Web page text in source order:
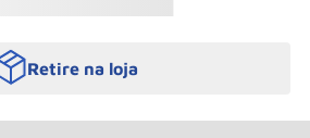
Retire na loja